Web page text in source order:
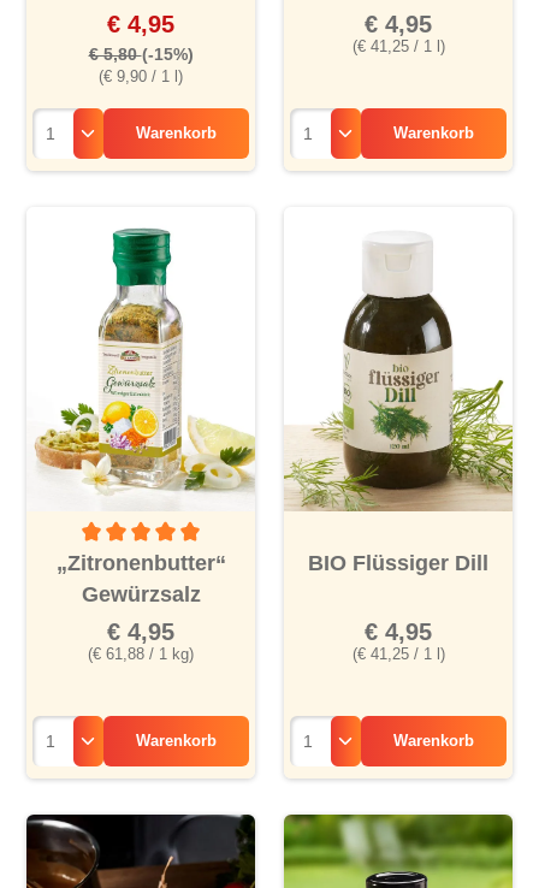
(€ 9,90 / 1 l)
€ 4,95
€ 5,80(-15%)
Warenkorb
(€ 41,25 / 1 l)
€ 4,95
Warenkorb
Durchschnittliche Bewertung von 5 von 5 Sternen
„Zitronenbutter“
Gewürzsalz
(€ 61,88 / 1 kg)
€ 4,95
Warenkorb
BIO Flüssiger Dill
(€ 41,25 / 1 l)
€ 4,95
Warenkorb